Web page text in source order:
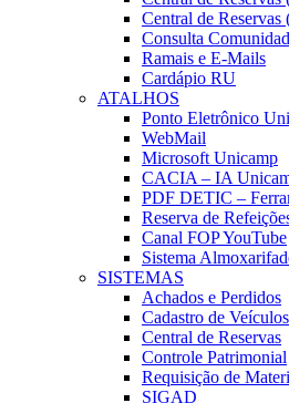
Central de
Consulta
Ramais e E-Mails
Cardápio RU
ATALHOS
Ponto Eletrônico
WebMail
Microsoft Unicamp
CACIA – IA
PDF DETIC –
Reserva de
Canal FOP YouTube
Sistema
SISTEMAS
Achados e Perdidos
Cadastro de Veículos
Central de Reservas
Controle Patrimonial
Requisição de
SIGAD